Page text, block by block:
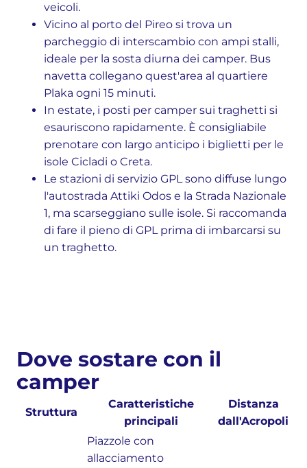
veicoli.
Vicino al porto del Pireo si trova un
parcheggio di interscambio con ampi stalli,
ideale per la sosta diurna dei camper. Bus
navetta collegano quest'area al quartiere
Plaka ogni 15 minuti.
In estate, i posti per camper sui traghetti si
esauriscono rapidamente. È consigliabile
prenotare con largo anticipo i biglietti per le
isole Cicladi o Creta.
Le stazioni di servizio GPL sono diffuse lungo
l'autostrada Attiki Odos e la Strada Nazionale
1, ma scarseggiano sulle isole. Si raccomanda
di fare il pieno di GPL prima di imbarcarsi su
un traghetto.
Dove sostare con il
camper
Struttura
Caratteristiche
principali
Distanza
dall'Acropoli
Piazzole con
allacciamento